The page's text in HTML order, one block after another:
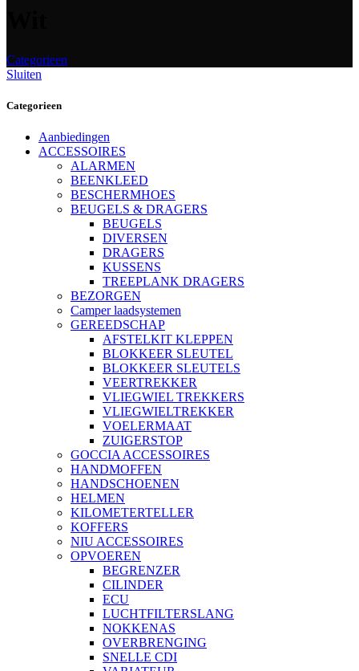
Categorieen
Sluiten
Categorieen
Aanbiedingen
ACCESSOIRES
ALARMEN
BEENKLEED
BESCHERMHOES
BEUGELS & DRAGERS
BEUGELS
DIVERSEN
DRAGERS
KUSSENS
TREEPLANK DRAGERS
BEZORGEN
Camper laadsystemen
GEREEDSCHAP
AFSTELKIT KLEPPEN
BLOKKEER SLEUTEL
BLOKKEER SLEUTELS
VEERTREKKER
VLIEGWIEL TREKKERS
VLIEGWIELTREKKER
VOELERMAAT
ZUIGERSTOP
GOCCIA ACCESSOIRES
HANDMOFFEN
HANDSCHOENEN
HELMEN
KILOMETERTELLER
KOFFERS
NIU ACCESSOIRES
OPVOEREN
BEGRENZER
CILINDER
ECU
LUCHTFILTERSLANG
NOKKENAS
OVERBRENGING
SNELLE CDI